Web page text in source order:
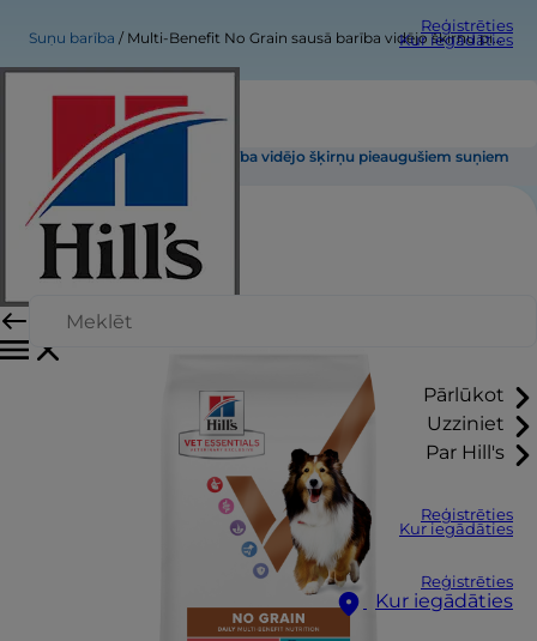
Reģistrēties
Kur iegādāties
Pārlūkot
Uzziniet
Par Hill's
Reģistrēties
Kur iegādāties
Reģistrēties
Kur iegādāties
Suņu barība Multi-Benefit No Grain sausā barība vidējo šķirņu pieaugušiem suņiem
Multi-Benefit No Grain sausā barība vidējo šķirņu pieaugušiem suņiem